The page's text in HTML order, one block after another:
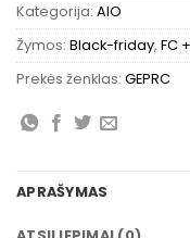
Kategorija: AIO
Žymos: Black-friday, FC
Prekės ženklas: GEPRC
APRAŠYMAS